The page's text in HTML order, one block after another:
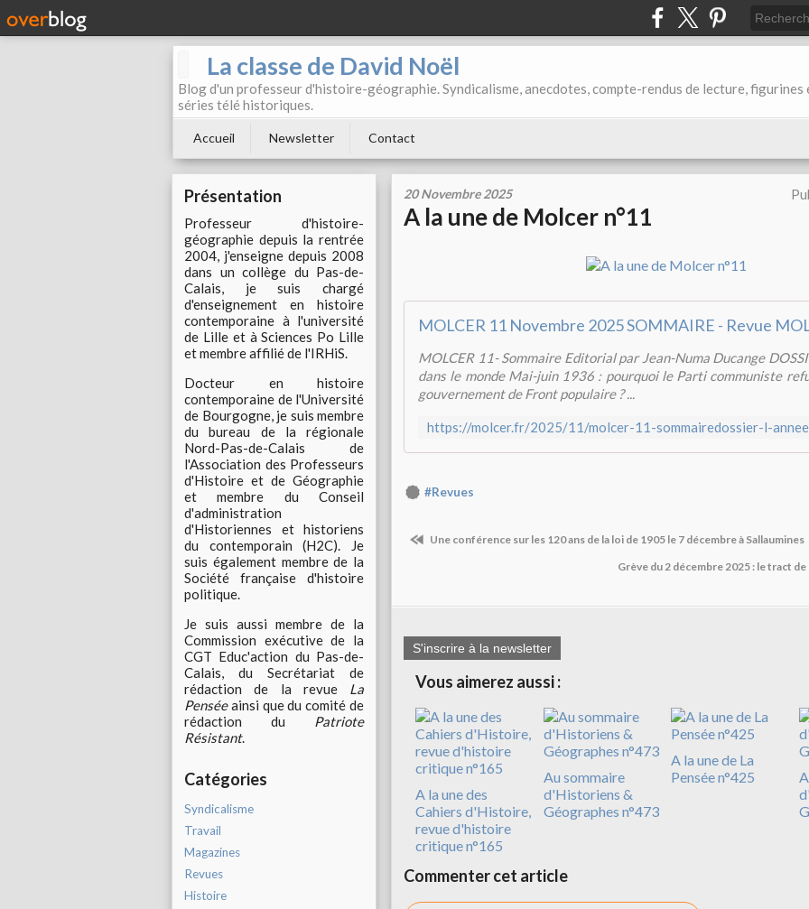
La classe de David Noël
Blog d'un professeur d'histoire-géographie. Syndicalisme, anecdotes, compte-rendus de lecture, figurines
séries télé historiques.
Accueil Newsletter Contact
Présentation
Professeur d'histoire-
géographie depuis la rentrée
2004, j'enseigne depuis 2008
dans un collège du Pas-de-
Calais, je suis chargé
d'enseignement en histoire
contemporaine à l'université
de Lille et à Sciences Po Lille
et membre affilié de l'IRHiS.
Docteur en histoire
contemporaine de l'Université
de Bourgogne, je suis membre
du bureau de la régionale
Nord-Pas-de-Calais de
l'Association des Professeurs
d'Histoire et de Géographie
et membre du Conseil
d'administration
d'Historiennes et historiens
du contemporain (H2C). Je
suis également membre de la
Société française d'histoire
politique.
Je suis aussi membre de la
Commission exécutive de la
CGT Educ'action du Pas-de-
Calais, du Secrétariat de
rédaction de la revue La
Penséeainsi que du comité de
rédaction du Patriote
Résistant.
Catégories
Syndicalisme
Travail
Magazines
Revues
Histoire
20 Novembre 2025
A la une de Molcer n°11
MOLCER 11 Novembre 2025 SOMMAIRE - Revue
MOLCER 11- Sommaire Editorial par Jean-Numa Ducange
dans le monde Mai-juin 1936 : pourquoi le Parti communiste
gouvernement de Front populaire ? ...
#Revues
Une conférence sur les 120 ans de la loi de 1905 le 7 décembre à Sallaumines
Grève du 2 décembre 2025 : le tract
S'inscrire à la newsletter
Vous aimerez aussi :
A la une des
Cahiers d'Histoire,
revue d'histoire
critique n°165
Au sommaire
d'Historiens &
Géographes n°473
A la une de La
Pensée n°425
Commenter cet article